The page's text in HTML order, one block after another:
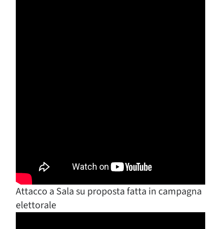
Attacco a Sala su proposta fatta in campagna
elettorale